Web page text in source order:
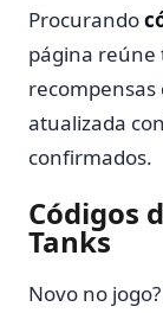
Procurando
página reúne
atualizada
confirmados.
Códigos
Tanks
Novo no